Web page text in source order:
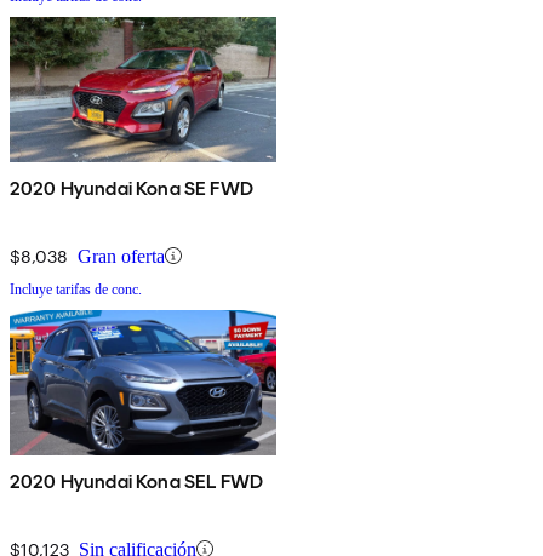
2020 Hyundai Kona SE FWD
$8,038 Gran oferta
Incluye tarifas de conc.
2020 Hyundai Kona SEL FWD
$10,123 Sin calificación